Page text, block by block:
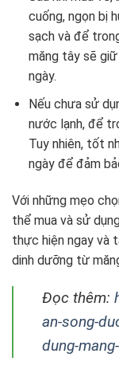
cuống, ngọn bị
sạch và để
măng tây sẽ
ngày.
Nếu chưa sử
nước lạnh, để
Tuy nhiên, tốt
ngày để đảm
Với những mẹo
thể mua và sử
thực hiện ngay và
dinh dưỡng từ
Đọc thêm:
an-song-
dung-